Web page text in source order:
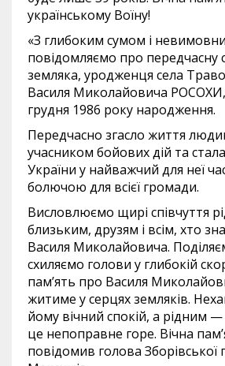
українському Воїну!
«З глибоким сумом і
повідомляємо про передчасну
земляка, уродженця села
Василя Миколайовича
грудня 1986 року народження.
Передчасно згасло життя
учасником бойових дій та
України у найважчий для неї
болючою для всієї громади.
Висловлюємо щирі співчуття
близьким, друзям і всім, хто
Василя Миколайовича.
схиляємо голови у глибокій
пам’ять про Василя
житиме у серцях земляків.
йому вічний спокій, а рідним
це непоправне горе. Вічна
повідомив голова Зборівської